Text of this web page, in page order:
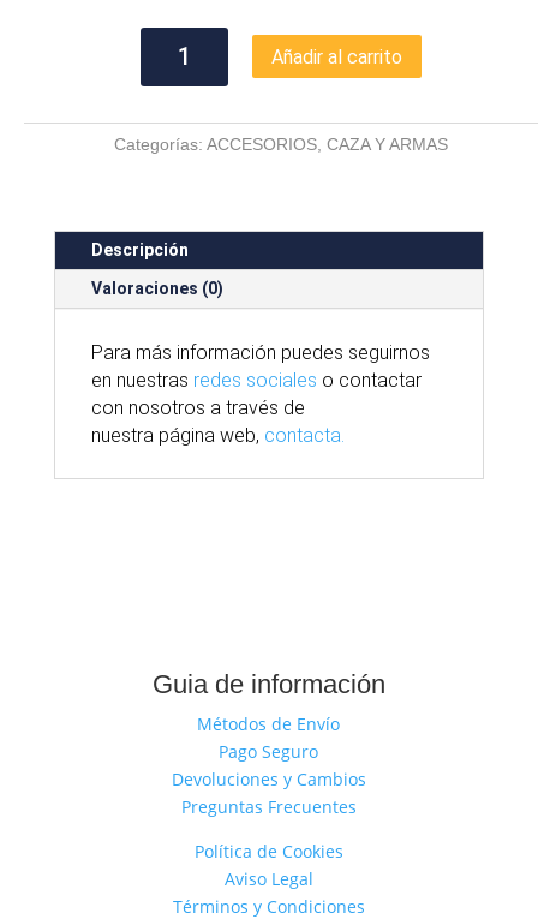
GRAMOS
cantidad
Añadir al carrito
Categorías: ACCESORIOS CAZA Y ARMAS
Descripción
Valoraciones (0)
Para más información puedes seguirnos
en nuestras redes sociales o contactar
con nosotros a través de
nuestra página web, contacta.
Guia de información
Métodos de Envío
Pago Seguro
Devoluciones y Cambios
Preguntas Frecuentes
Política de Cookies
Aviso Legal
Términos y Condiciones